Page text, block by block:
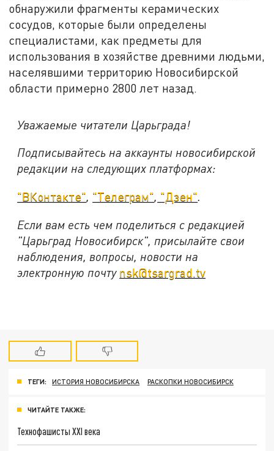
обнаружили фрагменты керамических
сосудов, которые были определены
специалистами, как предметы для
использования в хозяйстве древними людьми,
населявшими территорию Новосибирской
области примерно 2800 лет назад.
Уважаемые читатели Царьграда!
Подписывайтесь на аккаунты новосибирской
редакции на следующих платформах:
"ВКонтакте", "Телеграм", "Дзен".
Если вам есть чем поделиться с редакцией
"Царьград Новосибирск", присылайте свои
наблюдения, вопросы, новости на
электронную почту nsk@tsargrad.tv
ТЕГИ: ИСТОРИЯ НОВОСИБИРСКА РАСКОПКИ НОВОСИБИРСК
ЧИТАЙТЕ ТАКЖЕ:
Технофашисты XXI века